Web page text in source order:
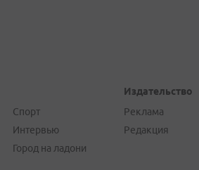
Спорт
Интервью
Город на ладони
Издательство
Реклама
Редакция